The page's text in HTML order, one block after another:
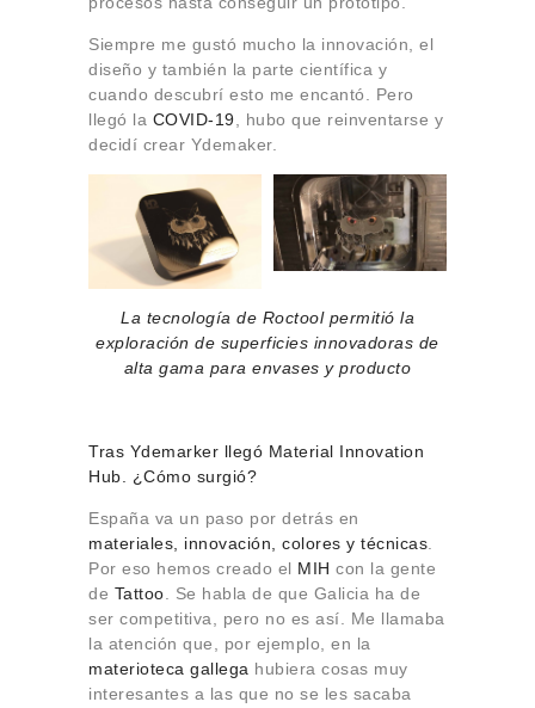
Siempre me gustó mucho la innovación, el
diseño y también la parte científica y
cuando descubrí esto me encantó. Pero
llegó la COVID-19 , hubo que reinventarse y
decidí crear Ydemaker.
La tecnología de Roctool permitió la
exploración de superficies innovadoras de
alta gama para envases y producto
Tras Ydemarker llegó Material Innovation
Hub. ¿Cómo surgió?
España va un paso por detrás en
materiales, innovación, colores y técnicas.
Por eso hemos creado el MIH con la gente
de Tattoo. Se habla de que Galicia ha de
ser competitiva, pero no es así. Me llamaba
la atención que, por ejemplo, en la
materioteca gallega hubiera cosas muy
interesantes a las que no se les sacaba